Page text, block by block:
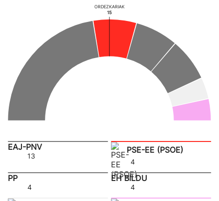
15
ORDEZKARIAK
EAJ-PNV
13
PSE-EE (PSOE)
4
PP
4
EH BILDU
4